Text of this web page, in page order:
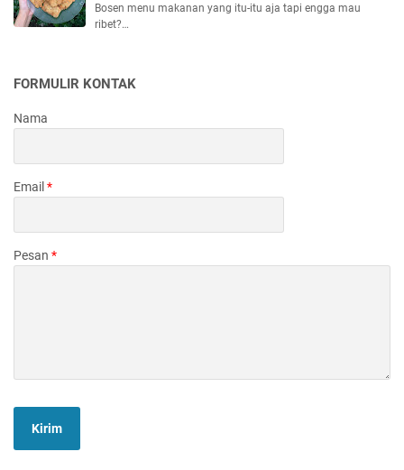
Bosen menu makanan yang itu-itu aja tapi engga mau
ribet?…
FORMULIR KONTAK
Nama
Email *
Pesan *